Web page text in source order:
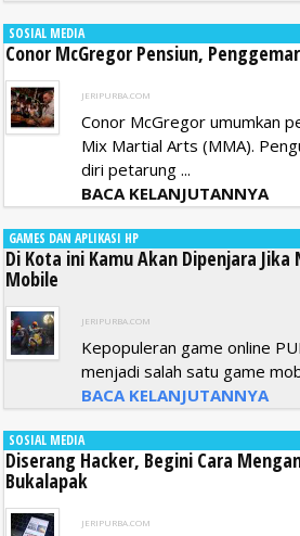
SOSIAL MEDIA
Conor McGregor Pensiun,
JERIPURBA.COM
Conor McGregor umumkan
Mix Martial Arts (MMA).
diri petarung ...
BACA KELANJUTANNYA
GAMES DAN APLIKASI HP
Di Kota ini Kamu Akan Dipenjara Jika
Mobile
JERIPURBA.COM
Kepopuleran game online
menjadi salah satu game
BACA KELANJUTANNYA
SOSIAL MEDIA
Diserang Hacker, Begini Cara
Bukalapak
JERIPURBA.COM